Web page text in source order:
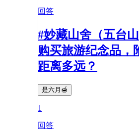
回答
#妙藏山舍（五台
购买旅游纪念品，
距离多远？
是六月🍯
1
回答